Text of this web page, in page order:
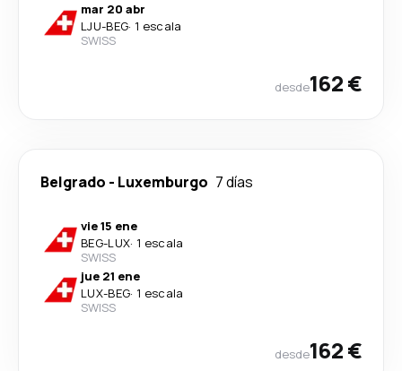
mar 20 abr
LJU-BEG· 1 escala
SWISS
desde162 €
Belgrado - Luxemburgo 7 días
vie 15 ene
BEG-LUX· 1 escala
SWISS
jue 21 ene
LUX-BEG· 1 escala
SWISS
desde162 €